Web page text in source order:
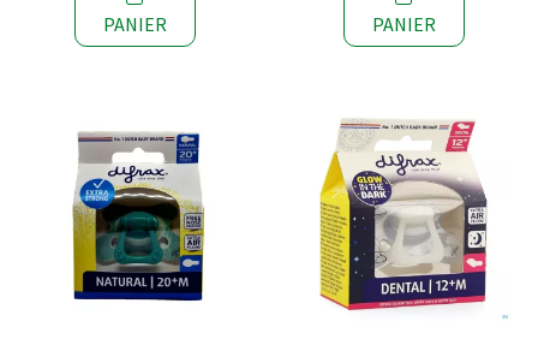
PANIER PANIER